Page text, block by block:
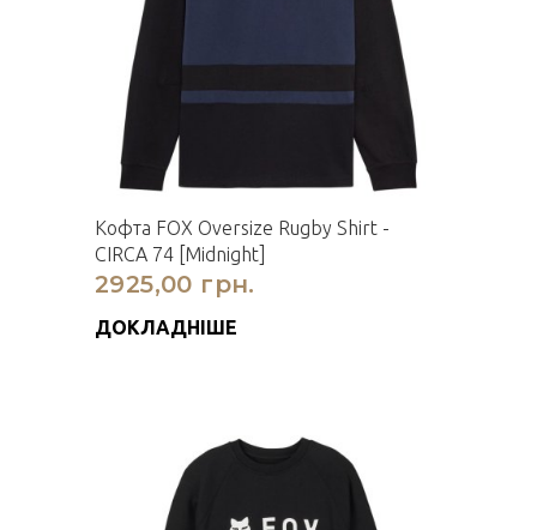
Кофта FOX Oversize Rugby Shirt -
CIRCA 74 [Midnight]
2925,00 грн.
ДОКЛАДНІШЕ